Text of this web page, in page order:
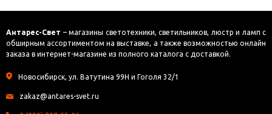
Антарес-Свет – магазины светотехники, светильников, люстр и ламп с
обширным ассортиментом на выставке, а также возможностью онлайн
заказа в интернет-магазине из полного каталога с доставкой.
Новосибирск, ул. Ватутина 99Н и Гоголя 32/1
zakaz@antares-svet.ru